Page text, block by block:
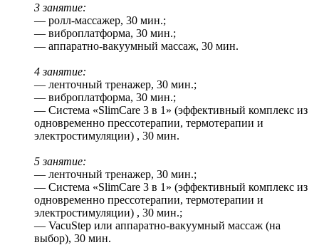
3 занятие:
— ролл-массажер, 30 мин.;
— виброплатформа, 30 мин.;
— аппаратно-вакуумный массаж, 30 мин.
4 занятие:
— ленточный тренажер, 30 мин.;
— виброплатформа, 30 мин.;
— Система «SlimCare 3 в 1» (эффективный комплекс из
одновременно прессотерапии, термотерапии и
электростимуляции) , 30 мин.
5 занятие:
— ленточный тренажер, 30 мин.;
— Система «SlimCare 3 в 1» (эффективный комплекс из
одновременно прессотерапии, термотерапии и
электростимуляции) , 30 мин.;
— VacuStep или аппаратно-вакуумный массаж (на
выбор), 30 мин.